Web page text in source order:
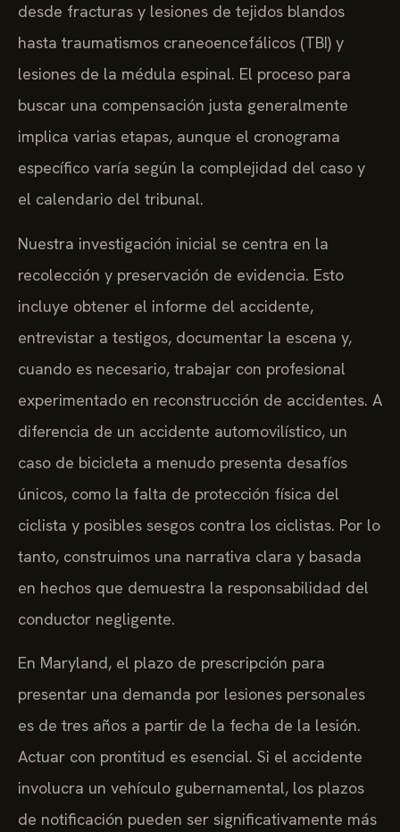
desde fracturas y lesiones de tejidos blandos
hasta traumatismos craneoencefálicos (TBI) y
lesiones de la médula espinal. El proceso para
buscar una compensación justa generalmente
implica varias etapas, aunque el cronograma
específico varía según la complejidad del caso y
el calendario del tribunal.
Nuestra investigación inicial se centra en la
recolección y preservación de evidencia. Esto
incluye obtener el informe del accidente,
entrevistar a testigos, documentar la escena y,
cuando es necesario, trabajar con profesional
experimentado en reconstrucción de accidentes. A
diferencia de un accidente automovilístico, un
caso de bicicleta a menudo presenta desafíos
únicos, como la falta de protección física del
ciclista y posibles sesgos contra los ciclistas. Por lo
tanto, construimos una narrativa clara y basada
en hechos que demuestra la responsabilidad del
conductor negligente.
En Maryland, el plazo de prescripción para
presentar una demanda por lesiones personales
es de tres años a partir de la fecha de la lesión.
Actuar con prontitud es esencial. Si el accidente
involucra un vehículo gubernamental, los plazos
de notificación pueden ser significativamente más